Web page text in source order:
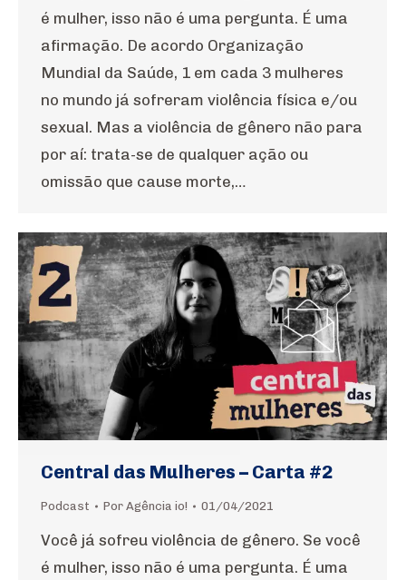
é mulher, isso não é uma pergunta. É uma
afirmação. De acordo Organização
Mundial da Saúde, 1 em cada 3 mulheres
no mundo já sofreram violência física e/ou
sexual. Mas a violência de gênero não para
por aí: trata-se de qualquer ação ou
omissão que cause morte,…
Central das Mulheres – Carta #2
Podcast Por Agência io! 01/04/2021
Você já sofreu violência de gênero. Se você
é mulher, isso não é uma pergunta. É uma